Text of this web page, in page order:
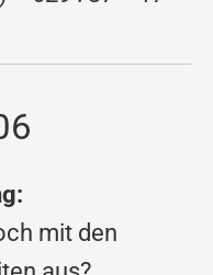
mit den